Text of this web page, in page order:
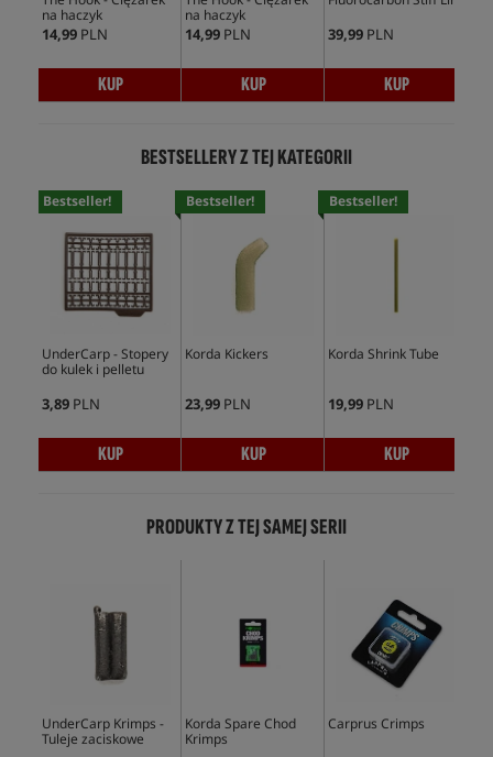
na haczyk
14,99 PLN
KUP
na haczyk
14,99 PLN
KUP
39,99 PLN
KUP
BESTSELLERY Z TEJ KATEGORII
Bestseller!
UnderCarp - Stopery
do kulek i pelletu
3,89 PLN
KUP
Bestseller!
Korda Kickers
23,99 PLN
KUP
Bestseller!
Korda Shrink Tube
19,99 PLN
KUP
PRODUKTY Z TEJ SAMEJ SERII
UnderCarp Krimps -
Tuleje zaciskowe
Korda Spare Chod
Krimps
Carprus Crimps